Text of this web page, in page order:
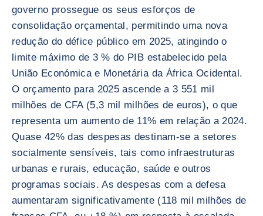
governo prossegue os seus esforços de
consolidação orçamental, permitindo uma nova
redução do défice público em 2025, atingindo o
limite máximo de 3 % do PIB estabelecido pela
União Económica e Monetária da África Ocidental.
O orçamento para 2025 ascende a 3 551 mil
milhões de CFA (5,3 mil milhões de euros), o que
representa um aumento de 11% em relação a 2024.
Quase 42% das despesas destinam-se a setores
socialmente sensíveis, tais como infraestruturas
urbanas e rurais, educação, saúde e outros
programas sociais. As despesas com a defesa
aumentaram significativamente (118 mil milhões de